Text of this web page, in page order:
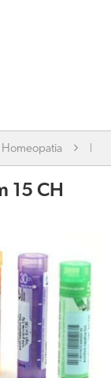
Homeopatia
15 CH